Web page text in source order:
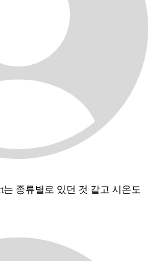
종류별로 있던 것 같고 시온도